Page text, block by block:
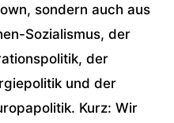
sondern auch aus
Sozialismus, der
der
und der
Kurz: Wir